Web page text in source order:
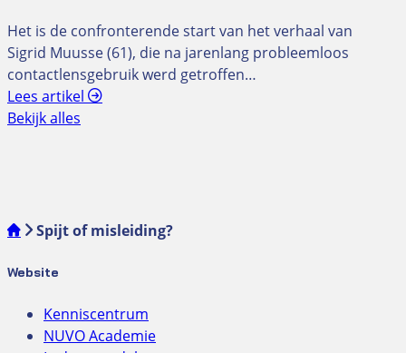
Het is de confronterende start van het verhaal van
Sigrid Muusse (61), die na jarenlang probleemloos
contactlensgebruik werd getroffen…
Lees artikel
Bekijk alles
Spijt of misleiding?
Website
Kenniscentrum
NUVO Academie